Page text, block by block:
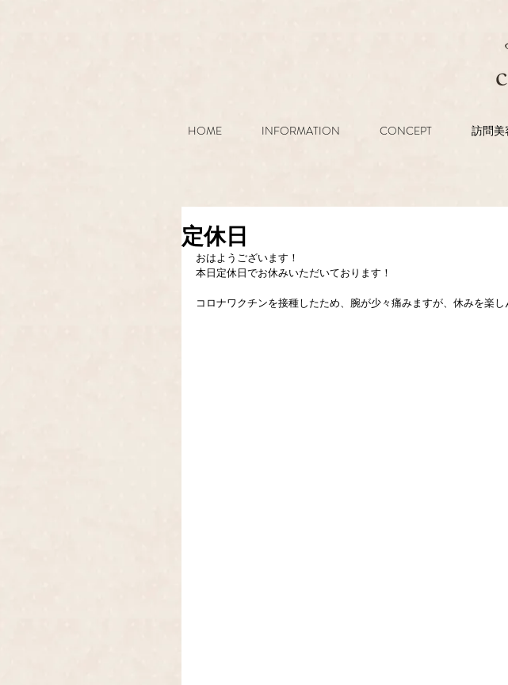
HOME INFORMATION CONCEPT 訪問
定休日
おはようございます！
本日定休日でお休みいただいております！
コロナワクチンを接種したため、腕が少々痛みますが、休みを楽し